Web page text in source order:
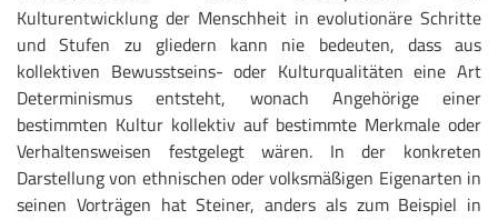
Kulturentwicklung der Menschheit in evolutionäre Schritte
und Stufen zu gliedern kann nie bedeuten, dass aus
kollektiven Bewusstseins- oder Kulturqualitäten eine Art
Determinismus entsteht, wonach Angehörige einer
bestimmten Kultur kollektiv auf bestimmte Merkmale oder
Verhaltensweisen festgelegt wären. In der konkreten
Darstellung von ethnischen oder volksmäßigen Eigenarten in
seinen Vorträgen hat Steiner, anders als zum Beispiel in